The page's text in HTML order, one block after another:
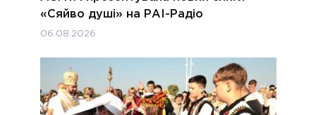
«Сяйво душі» на РАІ-Радіо
06.08.2026